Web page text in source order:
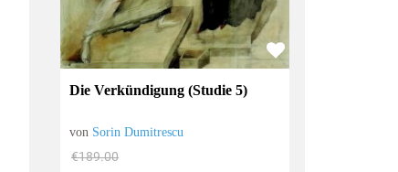
Die Verkündigung (Studie 5)
von Sorin Dumitrescu
€189.00